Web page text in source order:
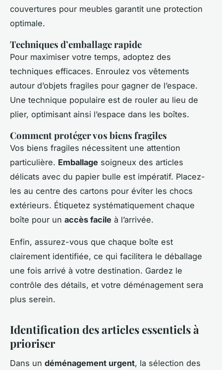
couvertures pour meubles garantit une protection
optimale.
Techniques d’emballage rapide
Pour maximiser votre temps, adoptez des
techniques efficaces. Enroulez vos vêtements
autour d’objets fragiles pour gagner de l’espace.
Une technique populaire est de rouler au lieu de
plier, optimisant ainsi l’espace dans les boîtes.
Comment protéger vos biens fragiles
Vos biens fragiles nécessitent une attention
particulière. Emballage soigneux des articles
délicats avec du papier bulle est impératif. Placez-
les au centre des cartons pour éviter les chocs
extérieurs. Étiquetez systématiquement chaque
boîte pour un accès facile à l’arrivée.
Enfin, assurez-vous que chaque boîte est
clairement identifiée, ce qui facilitera le déballage
une fois arrivé à votre destination. Gardez le
contrôle des détails, et votre déménagement sera
plus serein.
Identification des articles essentiels à
prioriser
Dans un déménagement urgent, la sélection des